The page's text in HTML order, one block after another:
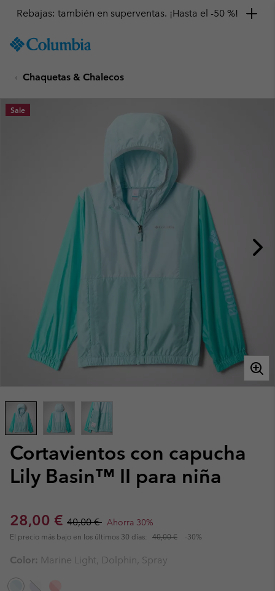
TO
SKIP
MAIN
NAV
Rebajas: también en superventas. ¡Hasta el -50 %!
Chaquetas & Chalecos
Cortavientos con capucha
Lily Basin™ II para niña
Sale price:
28,00 € Regular price:
40,00 € Ahorra 30%
El precio más bajo en los últimos 30 días: 40,00 € -30%
Sale
Color: Marine Light, Dolphin, Spray